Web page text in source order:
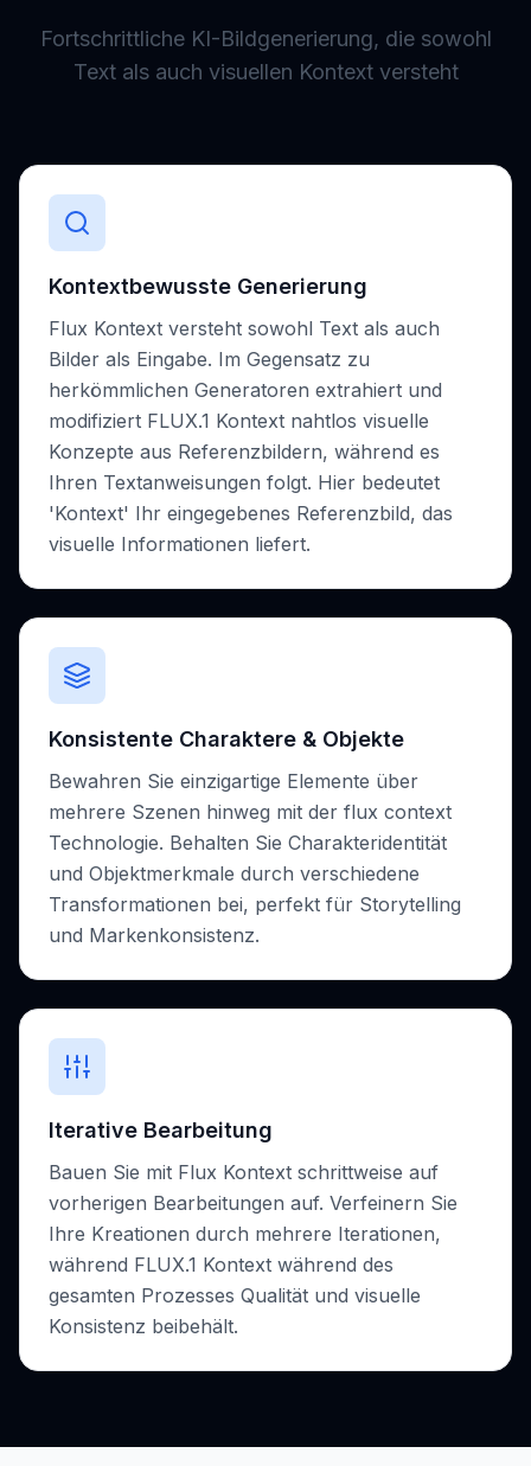
Fortschrittliche KI-Bildgenerierung, die sowohl
Text als auch visuellen Kontext versteht
Kontextbewusste Generierung
Flux Kontext versteht sowohl Text als auch
Bilder als Eingabe. Im Gegensatz zu
herkömmlichen Generatoren extrahiert und
modifiziert FLUX.1 Kontext nahtlos visuelle
Konzepte aus Referenzbildern, während es
Ihren Textanweisungen folgt. Hier bedeutet
'Kontext' Ihr eingegebenes Referenzbild, das
visuelle Informationen liefert.
Konsistente Charaktere & Objekte
Bewahren Sie einzigartige Elemente über
mehrere Szenen hinweg mit der flux context
Technologie. Behalten Sie Charakteridentität
und Objektmerkmale durch verschiedene
Transformationen bei, perfekt für Storytelling
und Markenkonsistenz.
Iterative Bearbeitung
Bauen Sie mit Flux Kontext schrittweise auf
vorherigen Bearbeitungen auf. Verfeinern Sie
Ihre Kreationen durch mehrere Iterationen,
während FLUX.1 Kontext während des
gesamten Prozesses Qualität und visuelle
Konsistenz beibehält.